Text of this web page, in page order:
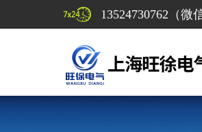
13524730762（